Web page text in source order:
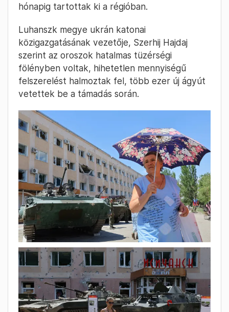
hónapig tartottak ki a régióban.
Luhanszk megye ukrán katonai
közigazgatásának vezetője, Szerhij Hajdaj
szerint az oroszok hatalmas tüzérségi
fölényben voltak, hihetetlen mennyiségű
felszerelést halmoztak fel, több ezer új ágyút
vetettek be a támadás során.